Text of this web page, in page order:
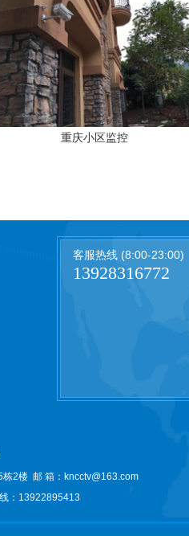
重庆小区监控
客服热线 (8:00-23:00)
13928316772
栋2楼 邮 箱：kncctv@163.com
：13922895413